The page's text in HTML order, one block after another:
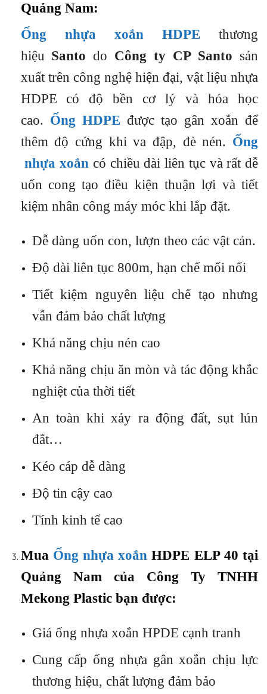
Quảng Nam:
Ống nhựa xoắn HDPEthương
hiệu Santo do Công ty CP Santo sản
xuất trên công nghệ hiện đại, vật liệu nhựa
HDPE có độ bền cơ lý và hóa học
cao. Ống HDPEđược tạo gân xoắn để
thêm độ cứng khi va đập, đè nén. Ống
nhựa xoắn có chiều dài liên tục và rất dễ
uốn cong tạo điều kiện thuận lợi và tiết
kiệm nhân công máy móc khi lắp đặt.
Dễ dàng uốn con, lượn theo các vật cản.
Độ dài liên tục 800m, hạn chế mối nối
Tiết kiệm nguyên liệu chế tạo nhưng
vẫn đảm bảo chất lượng
Khả năng chịu nén cao
Khả năng chịu ăn mòn và tác động khắc
nghiệt của thời tiết
An toàn khi xảy ra động đất, sụt lún
đắt…
Kéo cáp dễ dàng
Độ tin cậy cao
Tính kinh tế cao
Mua Ống nhựa xoắn HDPE ELP 40 tại
Quảng Nam của Công Ty TNHH
Mekong Plastic bạn được:
Giá ống nhựa xoắn HPDE cạnh tranh
Cung cấp ống nhựa gân xoắn chịu lực
thương hiệu, chất lượng đảm bảo